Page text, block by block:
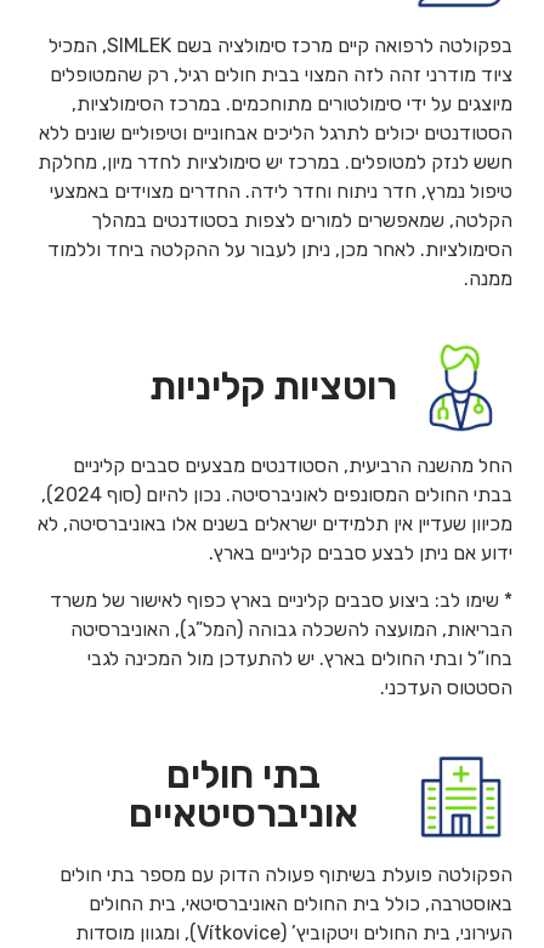
בפקולטה לרפואה קיים מרכז סימולציה בשם SIMLEK, המכיל
ציוד מודרני זהה לזה המצוי בבית חולים רגיל, רק שהמטופלים
מיוצגים על ידי סימולטורים מתוחכמים. במרכז הסימולציות,
הסטודנטים יכולים לתרגל הליכים אבחוניים וטיפוליים שונים ללא
חשש לנזק למטופלים. במרכז יש סימולציות לחדר מיון, מחלקת
טיפול נמרץ, חדר ניתוח וחדר לידה. החדרים מצוידים באמצעי
הקלטה, שמאפשרים למורים לצפות בסטודנטים במהלך
הסימולציות. לאחר מכן, ניתן לעבור על ההקלטה ביחד וללמוד
ממנה.
רוטציות קליניות
החל מהשנה הרביעית, הסטודנטים מבצעים סבבים קליניים
בבתי החולים המסונפים לאוניברסיטה. נכון להיום (סוף 2024),
מכיוון שעדיין אין תלמידים ישראלים בשנים אלו באוניברסיטה, לא
ידוע אם ניתן לבצע סבבים קליניים בארץ.
* שימו לב: ביצוע סבבים קליניים בארץ כפוף לאישור של משרד
הבריאות, המועצה להשכלה גבוהה (המל”ג), האוניברסיטה
בחו”ל ובתי החולים בארץ. יש להתעדכן מול המכינה לגבי
הסטטוס העדכני.
בתי חולים
אוניברסיטאיים
הפקולטה פועלת בשיתוף פעולה הדוק עם מספר בתי חולים
באוסטרבה, כולל בית החולים האוניברסיטאי, בית החולים
העירוני, בית החולים ויטקוביץ’ (Vítkovice), ומגוון מוסדות